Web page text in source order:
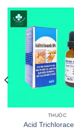
THUỐC
Acid